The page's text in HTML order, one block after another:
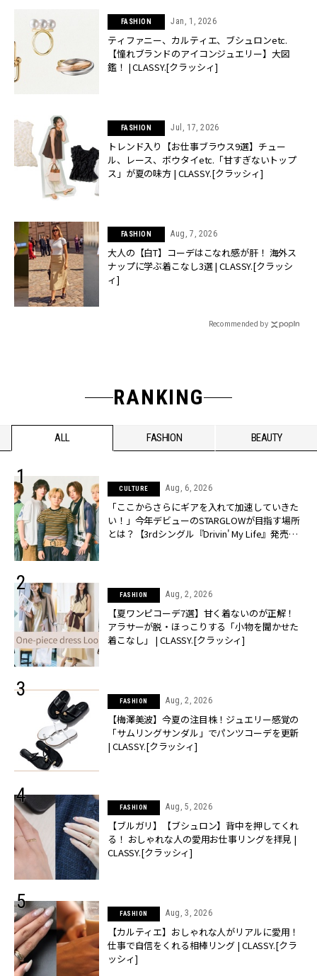
FASHION Jan, 1, 2026
ティファニー、カルティエ、ブシュロンetc.
【憧れブランドのアイコンジュエリー】大図
鑑！ | CLASSY.[クラッシィ]
FASHION Jul, 17, 2026
トレンド入り【お仕事ブラウス9選】チュー
ル、レース、ボウタイetc.「甘すぎないトップ
ス」が夏の味方 | CLASSY.[クラッシィ]
FASHION Aug, 7, 2026
大人の【白T】コーデはこなれ感が肝！ 海外ス
ナップに学ぶ着こなし3選 | CLASSY.[クラッシ
ィ]
Recommended by
RANKING
ALL FASHION BEAUTY
CULTURE Aug, 6, 2026
「ここからさらにギアを入れて加速していきた
い！」今年デビューのSTARGLOWが目指す場所
とは？【3rdシングル『Drivin' My Life』発売】 |
FASHION Aug, 2, 2026
【夏ワンピコーデ7選】甘く着ないのが正解！
アラサーが脱・ほっこりする「小物を聞かせた
着こなし」 | CLASSY.[クラッシィ]
FASHION Aug, 2, 2026
【梅澤美波】今夏の注目株！ジュエリー感覚の
「サムリングサンダル」でパンツコーデを更新
| CLASSY.[クラッシィ]
FASHION Aug, 5, 2026
【ブルガリ】【ブシュロン】背中を押してくれ
る！ おしゃれな人の愛用お仕事リングを拝見 |
CLASSY.[クラッシィ]
FASHION Aug, 3, 2026
【カルティエ】おしゃれな人がリアルに愛用！
仕事で自信をくれる相棒リング | CLASSY.[クラ
ッシィ]